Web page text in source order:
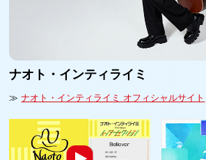
ナオト・インティライミ
≫ナオト・インティライミ オフィシャルサイト